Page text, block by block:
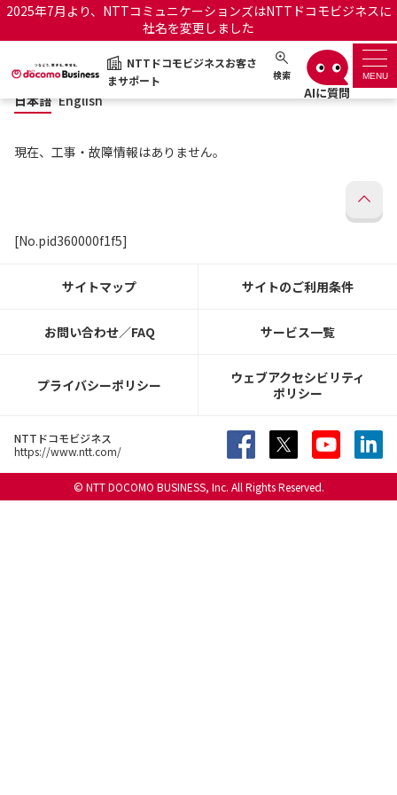
2025年7月より、NTTコミュニケーションズはNTTドコモビジネスに
社名を変更しました
NTTドコモビジネスお客さ
まサポート
検索 MENU
NTTドコモビジネスお客さまサポート 日本語 English
サポートトップ
サービス名から探す
日本語 English
現在、工事・故障情報はありません。
[No.pid360000f1f5]
サイトマップ サイトのご利用条件
お問い合わせ／FAQ サービス一覧
プライバシーポリシー
ウェブアクセシビリティ
ポリシー
NTTドコモビジネス
https://www.ntt.com/
© NTT DOCOMO BUSINESS, Inc. All Rights Reserved.